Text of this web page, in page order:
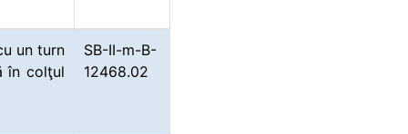
un turn
în colţul
SB-II-m-B-
12468.02